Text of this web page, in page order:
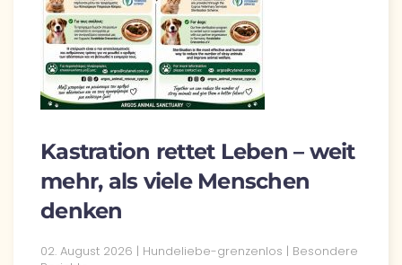
Kastration rettet Leben – weit
mehr, als viele Menschen
denken
02. August 2026 | Hundeliebe-grenzenlos | Besondere